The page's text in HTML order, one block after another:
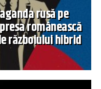
rusă pe
românească
războiului hibrid